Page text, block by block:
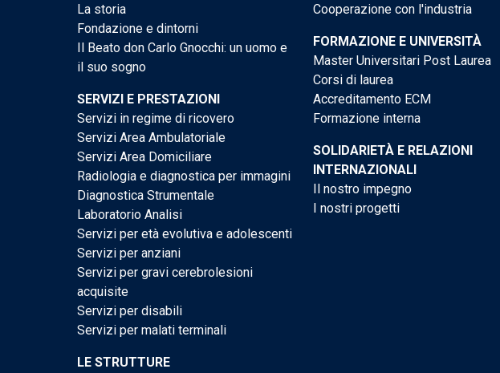
La storia
Fondazione e dintorni
Il Beato don Carlo Gnocchi: un uomo e
il suo sogno
SERVIZI E PRESTAZIONI
Servizi in regime di ricovero
Servizi Area Ambulatoriale
Servizi Area Domiciliare
Radiologia e diagnostica per immagini
Diagnostica Strumentale
Laboratorio Analisi
Servizi per età evolutiva e adolescenti
Servizi per anziani
Servizi per gravi cerebrolesioni
acquisite
Servizi per disabili
Servizi per malati terminali
LE STRUTTURE
Cooperazione con l'industria
FORMAZIONE E UNIVERSITÀ
Master Universitari Post Laurea
Corsi di laurea
Accreditamento ECM
Formazione interna
SOLIDARIETÀ E RELAZIONI
INTERNAZIONALI
Il nostro impegno
I nostri progetti